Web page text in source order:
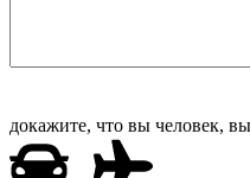
докажите, что вы человек,